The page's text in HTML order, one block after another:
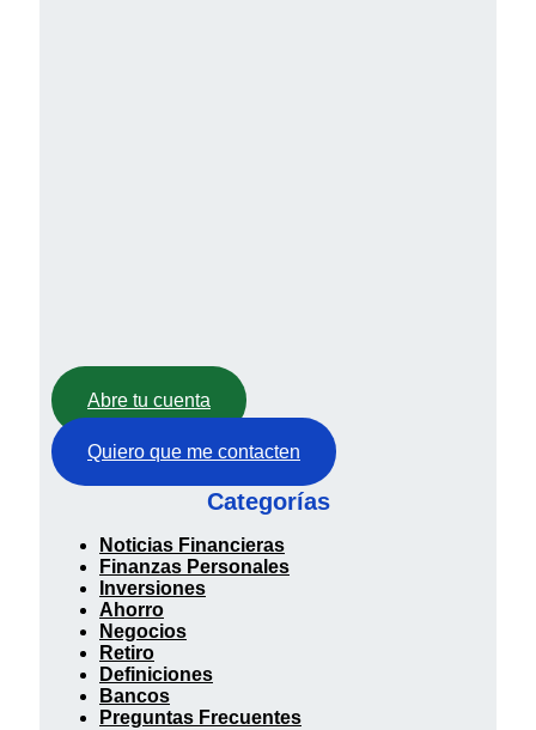
Abre tu cuenta
Quiero que me contacten
Categorías
Noticias Financieras
Finanzas Personales
Inversiones
Ahorro
Negocios
Retiro
Definiciones
Bancos
Preguntas Frecuentes